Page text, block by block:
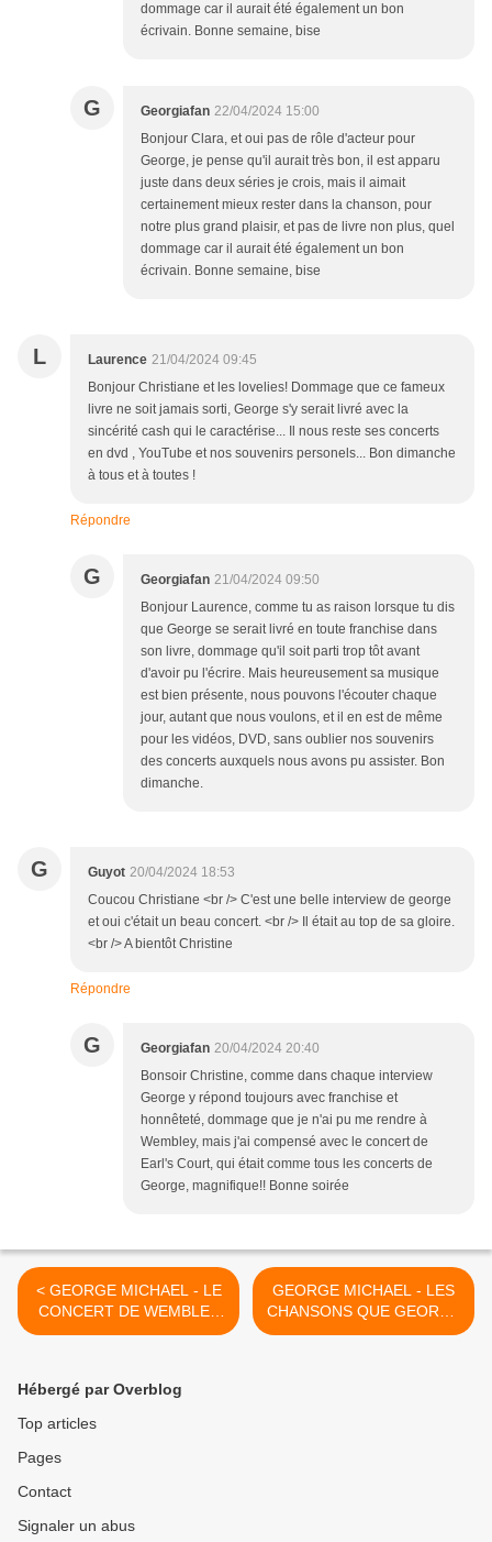
dommage car il aurait été également un bon
écrivain. Bonne semaine, bise
G Georgiafan 22/04/2024 15:00
Bonjour Clara, et oui pas de rôle d'acteur pour
George, je pense qu'il aurait très bon, il est apparu
juste dans deux séries je crois, mais il aimait
certainement mieux rester dans la chanson, pour
notre plus grand plaisir, et pas de livre non plus, quel
dommage car il aurait été également un bon
écrivain. Bonne semaine, bise
L Laurence 21/04/2024 09:45
Bonjour Christiane et les lovelies! Dommage que ce fameux
livre ne soit jamais sorti, George s'y serait livré avec la
sincérité cash qui le caractérise... Il nous reste ses concerts
en dvd , YouTube et nos souvenirs personels... Bon dimanche
à tous et à toutes !
Répondre
G Georgiafan 21/04/2024 09:50
Bonjour Laurence, comme tu as raison lorsque tu dis
que George se serait livré en toute franchise dans
son livre, dommage qu'il soit parti trop tôt avant
d'avoir pu l'écrire. Mais heureusement sa musique
est bien présente, nous pouvons l'écouter chaque
jour, autant que nous voulons, et il en est de même
pour les vidéos, DVD, sans oublier nos souvenirs
des concerts auxquels nous avons pu assister. Bon
dimanche.
G Guyot 20/04/2024 18:53
Coucou Christiane <br /> C'est une belle interview de george
et oui c'était un beau concert. <br /> Il était au top de sa gloire.
<br /> A bientôt Christine
Répondre
G Georgiafan 20/04/2024 20:40
Bonsoir Christine, comme dans chaque interview
George y répond toujours avec franchise et
honnêteté, dommage que je n'ai pu me rendre à
Wembley, mais j'ai compensé avec le concert de
Earl's Court, qui était comme tous les concerts de
George, magnifique!! Bonne soirée
< GEORGE MICHAEL - LE
CONCERT DE WEMBLEY
2007 UNE OCCASION
GEORGE MICHAEL - LES
CHANSONS QUE GEORGE
MICHAEL A LAISSE
Hébergé par Overblog
Top articles
Pages
Contact
Signaler un abus